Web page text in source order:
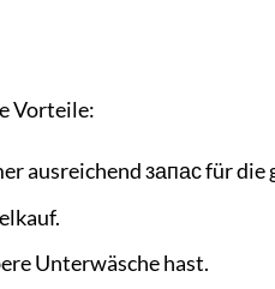
Vorteile:
ausreichend запас für die
Unterwäsche hast.